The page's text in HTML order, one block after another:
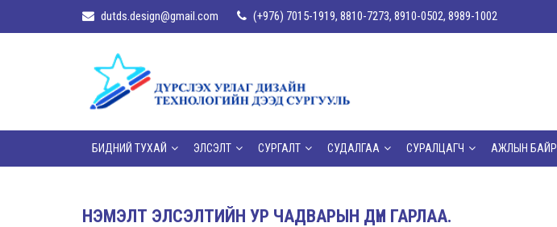
dutds.design@gmail.com (+976) 7015-1919, 8810-7273, 8910-0502, 8989-1002
БИДНИЙ ТУХАЙ ЭЛСЭЛТ СУРГАЛТ СУДАЛГАА СУРАЛЦАГЧ АЖЛЫН БАЙР
НЭМЭЛТ ЭЛСЭЛТИЙН УР ЧАДВАРЫН ДҮН ГАРЛАА.